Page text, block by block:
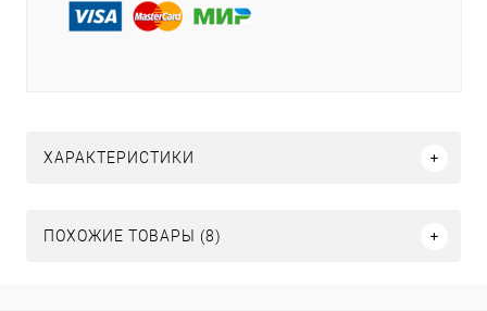
ХАРАКТЕРИСТИКИ
ПОХОЖИЕ ТОВАРЫ (8)